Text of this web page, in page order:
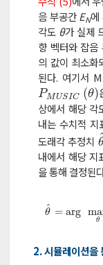
음 부공간EN에
각도 θ가 실제
향 벡터와 잡음
의 값이 최소화
된다. 여기서
PMUSIC (θ)
PMUSICθ
상에서 해당 각
내는 수치적
도래각 추정치 θ
내에서 해당 지
을 통해 결정된
θ
ˆ = arg
θ
θ^=arg
2. 시뮬레이션을